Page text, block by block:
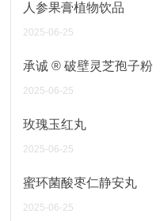
人参果膏植物饮品
2025-06-25
承诚 ® 破壁灵芝孢子粉
2025-06-25
玫瑰玉红丸
2025-06-25
蜜环菌酸枣仁静安丸
2025-06-25